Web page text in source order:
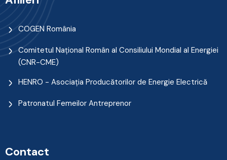
COGEN România
Comitetul Naţional Român al Consiliului Mondial al Energiei
(CNR-CME)
HENRO - Asociația Producătorilor de Energie Electrică
Patronatul Femeilor Antreprenor
Contact